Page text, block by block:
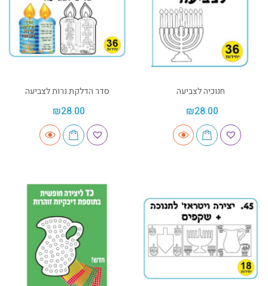
חנוכיה לצביעה
₪28.00
סדר הדלקת נרות לצביעה
₪28.00